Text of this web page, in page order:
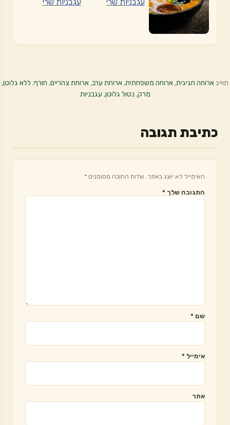
תוייג ארוחה חגיגית, ארוחה משפחתית, ארוחת ערב, ארוחת צהריים, חורף, ללא גלוטן,
מרק, נטול גלוטן, עגבניות
כתיבת תגובה
האימייל לא יוצג באתר. שדות החובה מסומנים *
התגובה שלך *
שם *
אימייל *
אתר